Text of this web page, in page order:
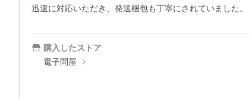
迅速に対応いただき、発送梱包も丁寧にされていました
購入したストア
電子問屋